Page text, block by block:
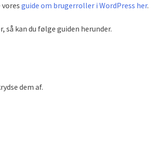
guide om brugerroller i WordPress her.
kan du følge guiden herunder.
dem af.